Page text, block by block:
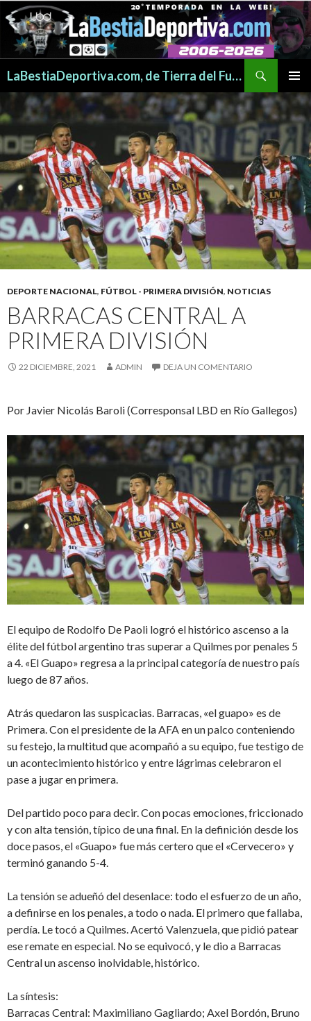
LaBestiaDeportiva.com, de Tierra del Fuego para todo el mundo
MENÚ
CONTENIDO
DEPORTE NACIONAL, FÚTBOL - PRIMERA DIVISIÓN, NOTICIAS
BARRACAS CENTRAL A
PRIMERA DIVISIÓN
22 DICIEMBRE, 2021 ADMIN DEJA UN COMENTARIO
Por Javier Nicolás Baroli (Corresponsal LBD en Río Gallegos)
El equipo de Rodolfo De Paoli logró el histórico ascenso a la
élite del fútbol argentino tras superar a Quilmes por penales 5
a 4. «El Guapo» regresa a la principal categoría de nuestro país
luego de 87 años.
Atrás quedaron las suspicacias. Barracas, «el guapo» es de
Primera. Con el presidente de la AFA en un palco conteniendo
su festejo, la multitud que acompañó a su equipo, fue testigo de
un acontecimiento histórico y entre lágrimas celebraron el
pase a jugar en primera.
Del partido poco para decir. Con pocas emociones, friccionado
y con alta tensión, típico de una final. En la definición desde los
doce pasos, el «Guapo» fue más certero que el «Cervecero» y
terminó ganando 5-4.
La tensión se adueñó del desenlace: todo el esfuerzo de un año,
a definirse en los penales, a todo o nada. El primero que fallaba,
perdía. Le tocó a Quilmes. Acertó Valenzuela, que pidió patear
ese remate en especial. No se equivocó, y le dio a Barracas
Central un ascenso inolvidable, histórico.
La síntesis:
Barracas Central: Maximiliano Gagliardo; Axel Bordón, Bruno